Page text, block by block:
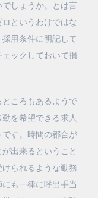
しょうか。とは言
というわけではな
用条件に明記して
ックしておいて損
ころもあるようで
を希望できる求人
す。時間の都合が
出来るということ
られるような勤務
も一律に呼出手当